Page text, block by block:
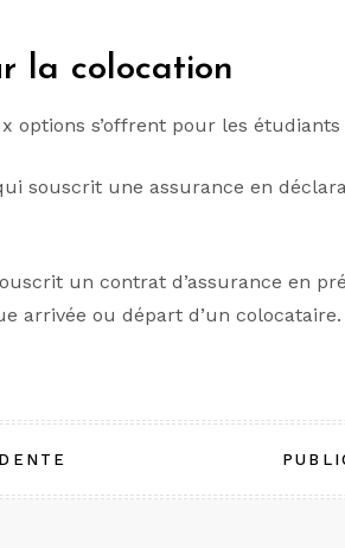
la colocation
options s’offrent pour les étudiants
souscrit une assurance en
un contrat d’assurance en
arrivée ou départ d’un colocataire.